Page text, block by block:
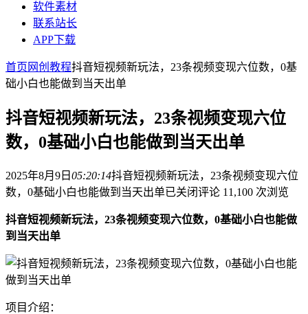
软件素材
联系站长
APP下载
首页 网创教程抖音短视频新玩法，23条视频变现六位数，0基
础小白也能做到当天出单
抖音短视频新玩法，23条视频变现六位
数，0基础小白也能做到当天出单
2025年8月9日 05:20:14抖音短视频新玩法，23条视频变现六位
数，0基础小白也能做到当天出单已关闭评论 11,100 次浏览
抖音短视频新玩法，23条视频变现六位数，0基础小白也能做
到当天出单
项目介绍：